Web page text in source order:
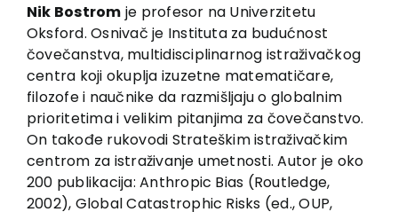
About us
Books
In preparation
Sale
Authors
News
EU PROJECTS
Contact
Nik Bostrom je profesor na Univerzitetu
Oksford. Osnivač je Instituta za budućnost
čovečanstva, multidisciplinarnog istraživačkog
centra koji okuplja izuzetne matematičare,
filozofe i naučnike da razmišljaju o globalnim
prioritetima i velikim pitanjima za čovečanstvo.
On takođe rukovodi Strateškim istraživačkim
centrom za istraživanje umetnosti. Autor je oko
200 publikacija: Anthropic Bias (Routledge,
2002), Global Catastrophic Risks (ed., OUP,